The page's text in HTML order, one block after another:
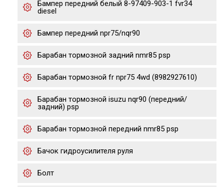
Бампер передний белый 8-97409-903-1 fvr34
diesel
Бампер передний npr75/nqr90
Барабан тормозной задний nmr85 psp
Барабан тормозной fr npr75 4wd (8982927610)
Барабан тормозной isuzu nqr90 (передний/
задний) psp
Барабан тормозной передний nmr85 psp
Бачок гидроусилителя руля
Болт